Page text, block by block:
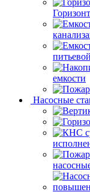
емкости
Насосные